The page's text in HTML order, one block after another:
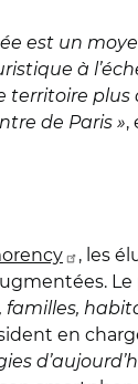
est un
à
territoire
de Paris »,
, les
familles,
en